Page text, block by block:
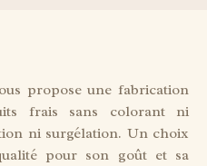
propose une fabrication
frais sans colorant ni
ni surgélation. Un choix
pour son goût et sa